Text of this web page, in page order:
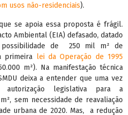
usos não-residenciais).
se apoia essa proposta é frágil.
Ambiental (EIA) defasado, datado
de 250 mil m² de
primeira lei da Operação de 1995
m²). Na manifestação técnica
deixa a entender que uma vez
autorização legislativa para a
sem necessidade de reavaliação
urbana de 2020. Mas, a redução